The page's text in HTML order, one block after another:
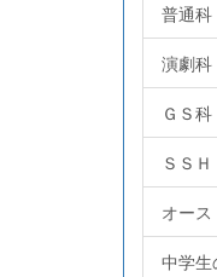
普通科
演劇科
ＧＳ科
ＳＳＨ
オー
中学